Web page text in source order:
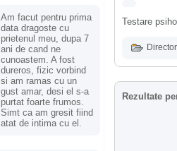
Am facut pentru prima
data dragoste cu
prietenul meu, dupa 7
ani de cand ne
cunoastem. A fost
dureros, fizic vorbind
si am ramas cu un
gust amar, desi el s-a
purtat foarte frumos.
Simt ca am gresit fiind
atat de intima cu el.
Testare
Rezultate